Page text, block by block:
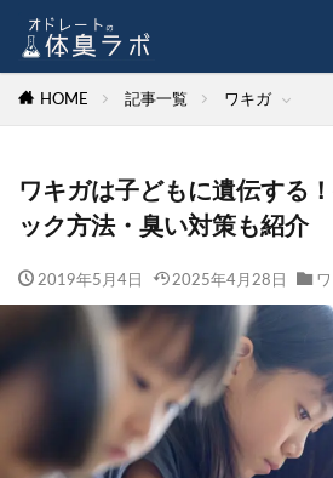
HOME 記事一覧 ワキガ
ワキガは子どもに遺伝する
ック方法・臭い対策も紹介
2019年5月4日 2025年4月28日